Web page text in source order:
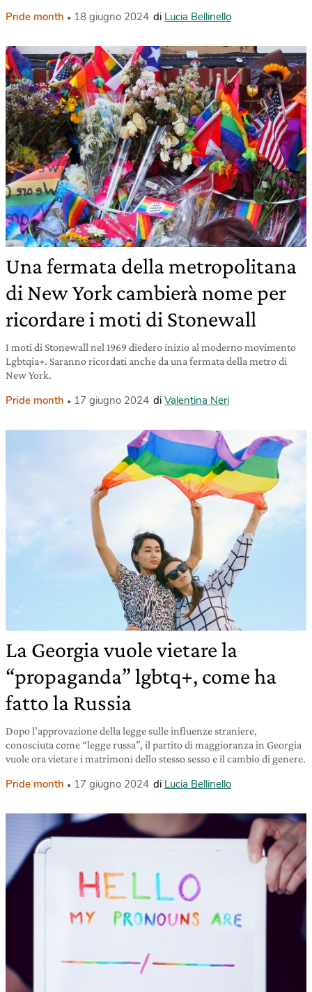
Pride month 18 giugno 2024 di Lucia Bellinello
Una fermata della metropolitana
di New York cambierà nome per
ricordare i moti di Stonewall
I moti di Stonewall nel 1969 diedero inizio al moderno movimento
Lgbtqia+. Saranno ricordati anche da una fermata della metro di
New York.
Pride month 17 giugno 2024 di Valentina Neri
La Georgia vuole vietare la
“propaganda” lgbtq+, come ha
fatto la Russia
Dopo l’approvazione della legge sulle influenze straniere,
conosciuta come “legge russa”, il partito di maggioranza in Georgia
vuole ora vietare i matrimoni dello stesso sesso e il cambio di genere.
Pride month 17 giugno 2024 di Lucia Bellinello